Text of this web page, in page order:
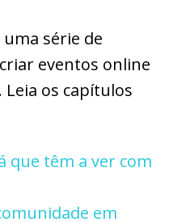
série de
eventos online
os capítulos
que têm a ver com
em